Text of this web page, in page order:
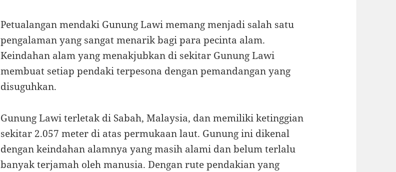
Petualangan mendaki Gunung Lawi memang menjadi salah satu
pengalaman yang sangat menarik bagi para pecinta alam.
Keindahan alam yang menakjubkan di sekitar Gunung Lawi
membuat setiap pendaki terpesona dengan pemandangan yang
disuguhkan.
Gunung Lawi terletak di Sabah, Malaysia, dan memiliki ketinggian
sekitar 2.057 meter di atas permukaan laut. Gunung ini dikenal
dengan keindahan alamnya yang masih alami dan belum terlalu
banyak terjamah oleh manusia. Dengan rute pendakian yang